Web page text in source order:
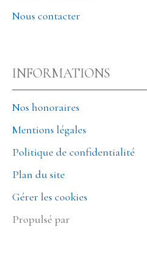
Nous contacter
INFORMATIONS
Nos honoraires
Mentions légales
Politique de confidentialité
Plan du site
Gérer les cookies
Propulsé par